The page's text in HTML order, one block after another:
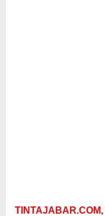
TINTAJABAR.COM,